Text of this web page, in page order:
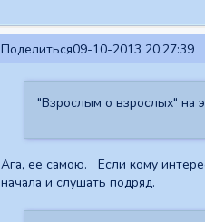
Поделиться09-10-2013 20:27:39
"Взрослым о взрослых" на
Ага, ее самою. Если кому
начала и слушать подряд.